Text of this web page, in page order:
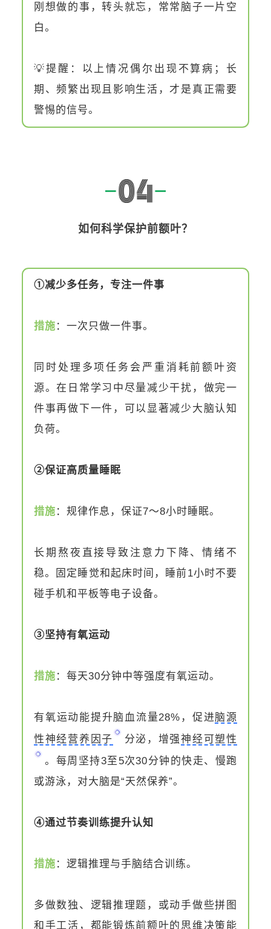
刚想做的事，转头就忘，常常脑子一片空
白。
💡提醒：以上情况偶尔出现不算病；长
期、频繁出现且影响生活，才是真正需要
警惕的信号。
如何科学保护前额叶？
①减少多任务，专注一件事
措施 ：一次只做一件事。
同时处理多项任务会严重消耗前额叶资
源。在日常学习中尽量减少干扰，做完一
件事再做下一件，可以显著减少大脑认知
负荷。
②保证高质量睡眠
措施 ：规律作息，保证7～8小时睡眠。
长期熬夜直接导致注意力下降、情绪不
稳。固定睡觉和起床时间，睡前1小时不要
碰手机和平板等电子设备。
③坚持有氧运动
措施 ：每天30分钟中等强度有氧运动。
有氧运动能提升脑血流量28%，促进脑源
性神经营养因子
分泌，增强神经可塑性
。每周坚持3至5次30分钟的快走、慢跑
或游泳，对大脑是“天然保养”。
④通过节奏训练提升认知
措施 ：逻辑推理与手脑结合训练。
多做数独、逻辑推理题，或动手做些拼图
和手工活，都能锻炼前额叶的思维决策能